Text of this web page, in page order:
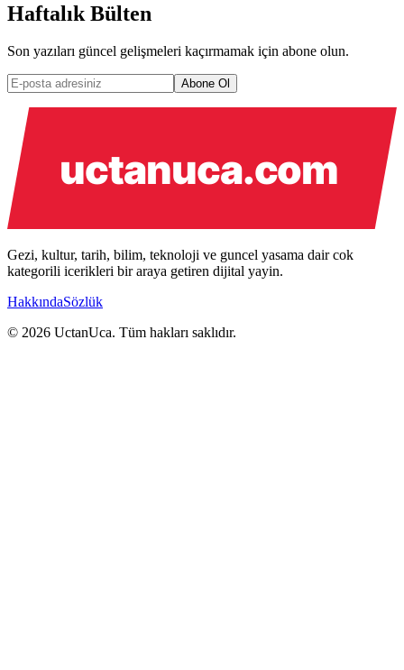
Haftalık Bülten
Son yazıları güncel gelişmeleri kaçırmamak için abone olun.
Abone Ol
Gezi, kultur, tarih, bilim, teknoloji ve guncel yasama dair cok
kategorili icerikleri bir araya getiren dijital yayin.
HakkındaSözlük
© 2026 UctanUca. Tüm hakları saklıdır.